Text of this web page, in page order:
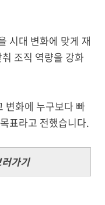
시대 변화에 맞게 재
조직 역량을 강화
변화에 누구보다 빠
표라고 전했습니다.
가기